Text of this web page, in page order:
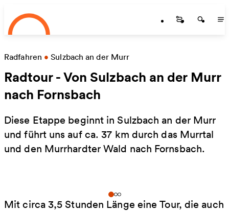
Zum Hauptinhalt springen
Startseite
Radfahren • Sulzbach an der Murr
Radtour - Von Sulzbach an der Murr
nach Fornsbach
Diese Etappe beginnt in Sulzbach an der Murr
und führt uns auf ca. 37 km durch das Murrtal
und den Murrhardter Wald nach Fornsbach.
Mit circa 3,5 Stunden Länge eine Tour, die auch